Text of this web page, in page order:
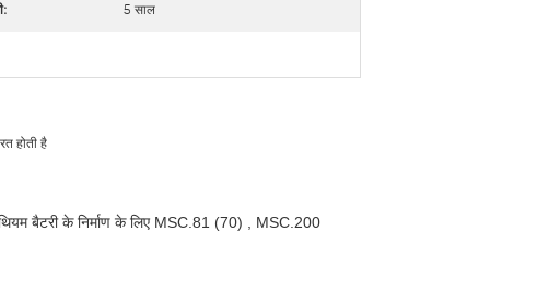
5 साल
होती है
बैटरी के निर्माण के लिए MSC.81 (70)
MSC.200